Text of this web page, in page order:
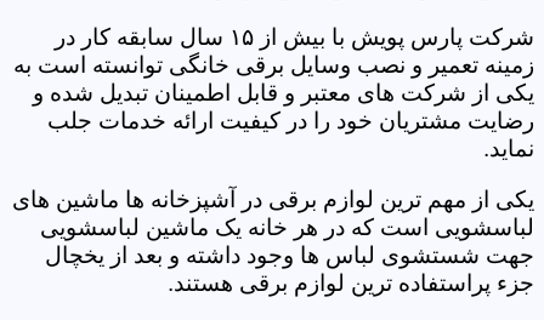
شرکت پارس پویش با بیش از ۱۵ سال سابقه کار در
زمینه تعمیر و نصب وسایل برقی خانگی توانسته است به
یکی از شرکت های معتبر و قابل اطمینان تبدیل شده و
رضایت مشتریان خود را در کیفیت ارائه خدمات جلب
نماید.
یکی از مهم ترین لوازم برقی در آشپزخانه ها ماشین های
لباسشویی است که در هر خانه یک ماشین لباسشویی
جهت شستشوی لباس ها وجود داشته و بعد از یخچال
جزء پراستفاده ترین لوازم برقی هستند.